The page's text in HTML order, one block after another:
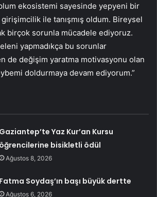
ekosistemi sayesinde yepyeni bir
ile tanışmış oldum. Bireysel
birçok sorunla mücadele ediyoruz.
yapmadıkça bu sorunlar
de değişim yaratma motivasyonu olan
doldurmaya devam ediyorum.”
Gaziantep’te Yaz Kur’an Kursu
öğrencilerine bisikletli ödül
Ağustos 8, 2026
Fatma Soydaş’ın başı büyük dertte
Ağustos 6, 2026